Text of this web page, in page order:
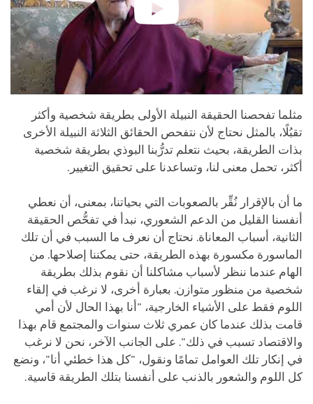
مثلما تفحصنا الحقيقة النبيلة الأولى بطريقة شخصية وأكثر
تقبُلًا، بالمثل نحتاج لأن نتفحص الحقائق الثلاثة النبيلة الأخرى
بذات الطريقة، بحيث نتعلم تدرُّبنا البوذي بطريقة شخصية
أكثر، تحمل معنى لنا، وتساعدنا على تحقيق التغيير.
ما أن بالإقرار نُقِّر بالصعوبات التي بحياتنا، بمعنى، أن نعطي
أنفسنا القليل من الدعم الشعوري، نبدأ في تفحُّص الحقيقة
الثانية، أسباب المعاناة. نحتاج أن نعرف ما السبب في أن تلك
الماسورة مكسورة بهذه الطريقة، حتى يمكننا إصلاحها. من
الهام عندما ننظر لأسباب مشاكلنا أن نقوم بذلك بطريقة
شخصية من منظور متوازن. بعبارة أخرى، لا نرغب في إلقاء
اللوم فقط على الأشياء الخارجية، "أنا بهذا الحال لأن أمي
قامت بذلك عندما كان عمري ثلاث سنوات والمجتمع قام بهذا
والاقتصاد تسبب في ذلك". على الجانب الآخر، نحن لا نرغب
في إنكار تلك العوامل تمامًا ونقول، "كل هذا خطئي أنا"، ونضع
كل اللوم والشعور بالذنب على أنفسنا بتلك الطريقة قاسية.